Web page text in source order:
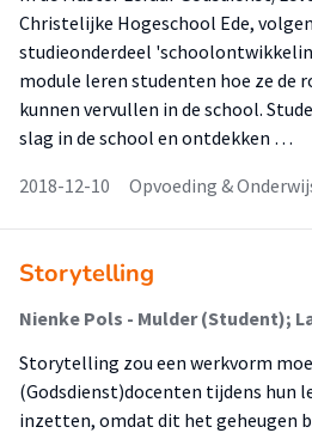
Christelijke Hogeschool Ede,
studieonderdeel
module leren studenten hoe ze de
kunnen vervullen in de school.
slag in de school en ontdekken …
2018-12-10
Opvoeding &
Storytelling
Storytelling zou een werkvorm
(Godsdienst)docenten tijdens hun
inzetten, omdat dit het geheugen